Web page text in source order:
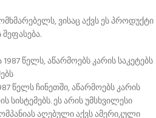
ვისაც აქვს ეს პროდუქტი
წელს ჩინეთში, აწარმოებს კარის
სისტემებს. ეს არის უმსხვილესი
აღებული აქვს ამერიკული